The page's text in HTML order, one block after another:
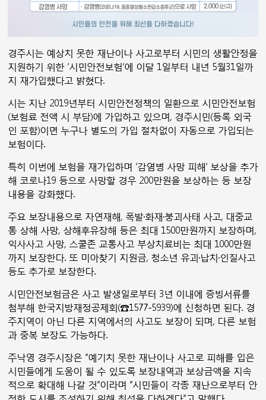
경주시는 예상치 못한 재난이나 사고로부터 시민의 생활안정을
지원하기 위한 ‘시민안전보험’에 이달 1일부터 내년 5월31일까
지 재가입했다고 밝혔다.
시는 지난 2019년부터 시민안전정책의 일환으로 시민안전보험
(보험료 전액 시 부담)에 가입하고 있으며, 경주시민(등록 외국
인 포함)이면 누구나 별도의 가입 절차없이 자동으로 가입되는
보험이다.
특히 이번에 보험을 재가입하며 ‘감염병 사망 피해’ 보상을 추가
해 코로나19 등으로 사망할 경우 200만원을 보상하는 등 보장
내용을 강화했다.
주요 보장내용으로 자연재해, 폭발·화재·붕괴사태 사고, 대중교
통 상해 사망, 상해후유장해 등은 최대 1500만원까지 보장하며,
익사사고 사망, 스쿨존 교통사고 부상치료비는 최대 1000만원
까지 보장한다. 또 미아찾기 지원금, 청소년 유괴·납치·인질사고
등도 추가로 보장한다.
시민안전보험금은 사고 발생일로부터 3년 이내에 증빙서류를
첨부해 한국지방재정공제회(☎1577-5939)에 신청하면 된다. 경
주지역이 아닌 다른 지역에서의 사고도 보장이 되며, 다른 보험
과 중복 보장도 가능하다.
주낙영 경주시장은 “예기치 못한 재난이나 사고로 피해를 입은
시민들에게 도움이 될 수 있도록 보장내역과 보상금액을 지속
적으로 확대해 나갈 것“이라며 “시민들이 각종 재난으로부터 안